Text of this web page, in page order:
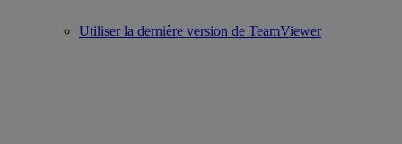
Utiliser la dernière version de TeamViewer